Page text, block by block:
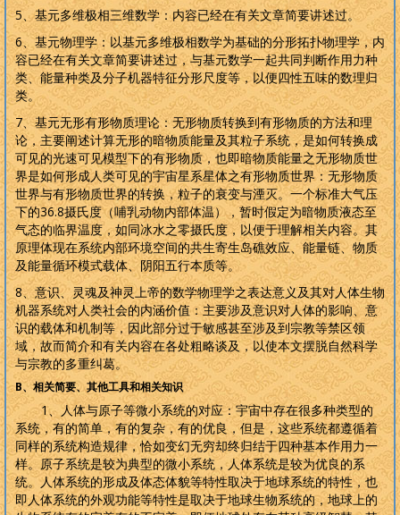
5、基元多维极相三维数学：内容已经在有关文章简要讲述过。
6、基元物理学：以基元多维极相数学为基础的分形拓扑物理学，内
容已经在有关文章简要讲述过，与基元数学一起共同判断作用力种
类、能量种类及分子机器特征分形尺度等，以便四性五味的数理归
类。
7、基元无形有形物质理论：无形物质转换到有形物质的方法和理
论，主要阐述计算无形的暗物质能量及其粒子系统，是如何转换成
可见的光速可见模型下的有形物质，也即暗物质能量之无形物质世
界是如何形成人类可见的宇宙星系星体之有形物质世界：无形物质
世界与有形物质世界的转换，粒子的衰变与湮灭。一个标准大气压
下的36.8摄氏度（哺乳动物内部体温），暂时假定为暗物质液态至
气态的临界温度，如同冰水之零摄氏度，以便于理解相关内容。其
原理体现在系统内部环境空间的共生寄生岛礁效应、能量链、物质
及能量循环模式载体、阴阳五行本质等。
8、意识、灵魂及神灵上帝的数学物理学之表达意义及其对人体生物
机器系统对人类社会的内涵价值：主要涉及意识对人体的影响、意
识的载体和机制等，因此部分过于敏感甚至涉及到宗教等禁区领
域，故而简介和有关内容在各处粗略谈及，以使本文摆脱自然科学
与宗教的多重纠葛。
B、相关简要、其他工具和相关知识
1、人体与原子等微小系统的对应：宇宙中存在很多种类型的
系统，有的简单，有的复杂，有的优良，但是，这些系统都遵循着
同样的系统构造规律，恰如变幻无穷却终归结于四种基本作用力一
样。原子系统是较为典型的微小系统，人体系统是较为优良的系
统。人体系统的形成及体态体貌等特性取决于地球系统的特性，也
即人体系统的外观功能等特性是取决于地球生物系统的，地球上的